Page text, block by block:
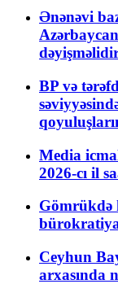
Ənənəvi
BP və
Media
2026-cı il
Gömrükdə
Ceyhun
arxasında